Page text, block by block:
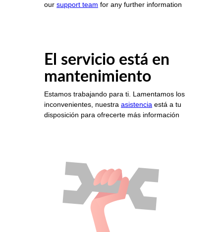
our support team for any further information
El servicio está en
mantenimiento
Estamos trabajando para ti. Lamentamos los
inconvenientes, nuestra asistencia está a tu
disposición para ofrecerte más información